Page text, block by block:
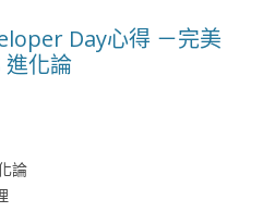
Day心得 －完美
進化論
論